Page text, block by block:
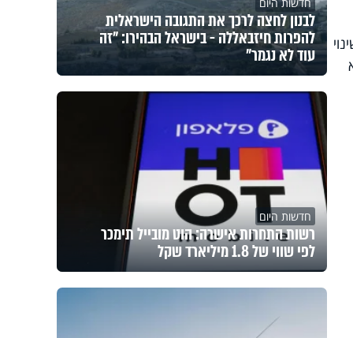
לבנון לחצה לרכך את התגובה הישראלית
להפרות חיזבאללה - בישראל הבהירו: "זה
עוד לא נגמר"
חדשות היום
רשות התחרות אישרה: הוט מובייל תימכר
לפי שווי של 1.8 מיליארד שקל